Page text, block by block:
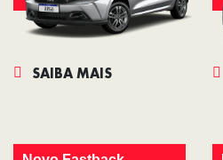
SAIBA MAIS